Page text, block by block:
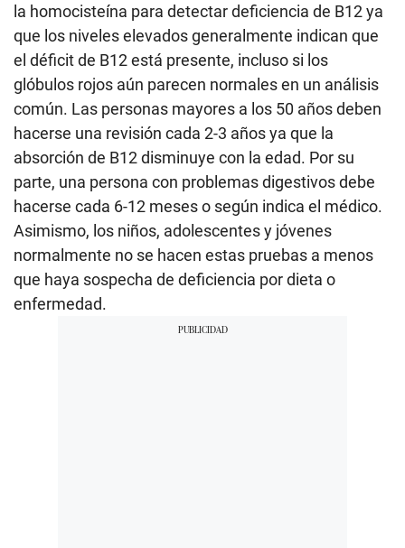
la homocisteína para detectar deficiencia de B12 ya
que los niveles elevados generalmente indican que
el déficit de B12 está presente, incluso si los
glóbulos rojos aún parecen normales en un análisis
común. Las personas mayores a los 50 años deben
hacerse una revisión cada 2-3 años ya que la
absorción de B12 disminuye con la edad. Por su
parte, una persona con problemas digestivos debe
hacerse cada 6-12 meses o según indica el médico.
Asimismo, los niños, adolescentes y jóvenes
normalmente no se hacen estas pruebas a menos
que haya sospecha de deficiencia por dieta o
enfermedad.